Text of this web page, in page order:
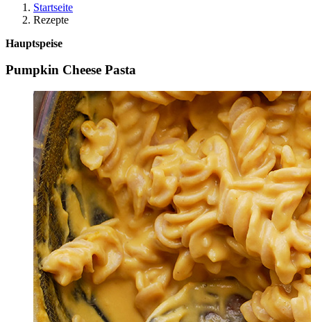
Startseite
Rezepte
Hauptspeise
Pumpkin Cheese Pasta